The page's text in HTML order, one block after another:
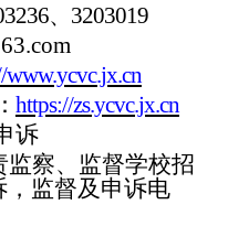
、3203019
www.ycvc.jx.cn
https://zs.ycvc.jx.cn
诉
监察、监督学校招
， 监督及申诉电